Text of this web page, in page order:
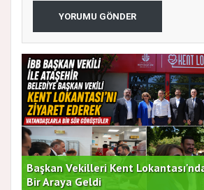
YORUMU GÖNDER
Başkan Vekilleri Kent
Bir Araya Geldi